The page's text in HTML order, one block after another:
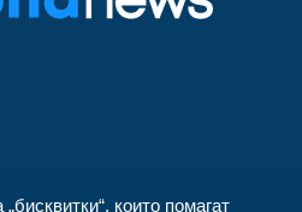
които помагат